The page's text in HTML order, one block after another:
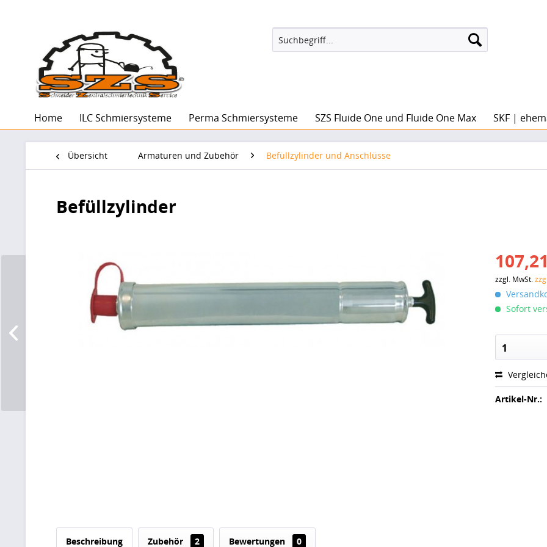
Home ILC Schmiersysteme Perma Schmiersysteme SZS Fluide One und Fluide One Max SKF |
Übersicht Armaturen und Zubehör Befüllzylinder und Anschlüsse
Befüllzylinder
zzgl. MwSt.
Sofort
1
Artikel-Nr.:
Beschreibung Zubehör 2 Bewertungen 0